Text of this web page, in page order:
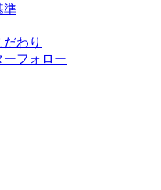
準
わり
フォロー